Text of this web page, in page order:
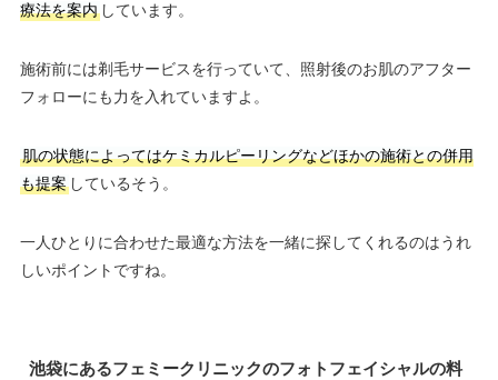
療法を案内しています。
施術前には剃毛サービスを行っていて、照射後のお肌のアフター
フォローにも力を入れていますよ。
肌の状態によってはケミカルピーリングなどほかの施術との併用
も提案しているそう。
一人ひとりに合わせた最適な方法を一緒に探してくれるのはうれ
しいポイントですね。
池袋にあるフェミークリニックのフォトフェイシャルの料